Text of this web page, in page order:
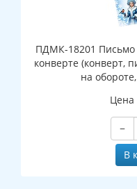
ПДМК-18201 Письмо
конверте (конверт,
на
Цена
−
В